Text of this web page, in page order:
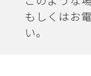
もしくはお
い。